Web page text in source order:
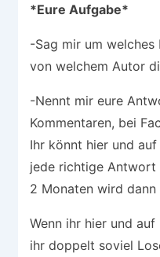
*Eure Aufgabe*
-Sag mir um welches
von welchem Autor
-Nennt mir eure
Kommentaren, bei
Ihr könnt hier und
jede richtige Antwort
2 Monaten wird dann
Wenn ihr hier und
ihr doppelt soviel